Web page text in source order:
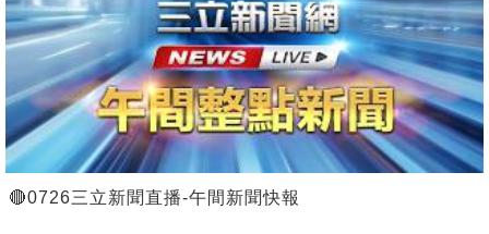
🔴0726三立新聞直播-午間新聞快報